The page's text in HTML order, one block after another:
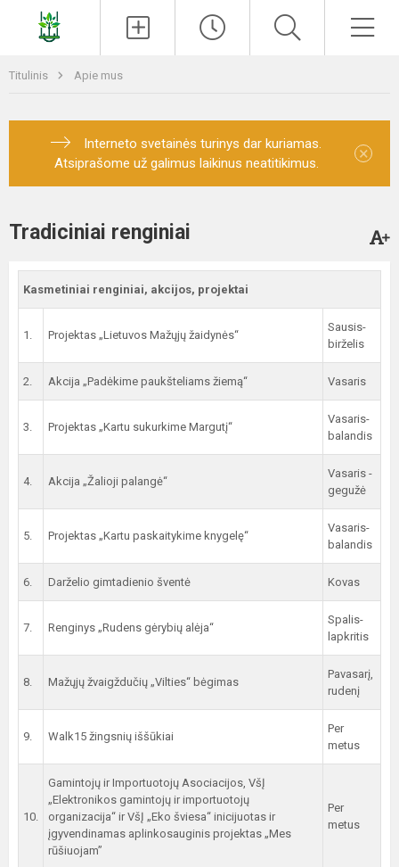
Titulinis Apie mus
Interneto svetainės turinys dar kuriamas.
Atsiprašome už galimus laikinus neatitikimus.
×
Tradiciniai renginiai
Kasmetiniai renginiai, akcijos, projektai
1. Projektas „Lietuvos Mažųjų žaidynės“
Sausis-
birželis
2. Akcija „Padėkime paukšteliams žiemą“ Vasaris
3. Projektas „Kartu sukurkime Margutį“
Vasaris-
balandis
4. Akcija „Žalioji palangė“
Vasaris -
gegužė
5. Projektas „Kartu paskaitykime knygelę“
Vasaris-
balandis
6. Darželio gimtadienio šventė Kovas
7. Renginys „Rudens gėrybių alėja“
Spalis-
lapkritis
8. Mažųjų žvaigždučių „Vilties“ bėgimas
Pavasarį,
rudenį
9. Walk15 žingsnių iššūkiai
Per
metus
10.
Gamintojų ir Importuotojų Asociacijos, VšĮ
„Elektronikos gamintojų ir importuotojų
organizacija“ ir VšĮ „Eko šviesa“ inicijuotas ir
įgyvendinamas aplinkosauginis projektas „Mes
rūšiuojam”
Per
metus